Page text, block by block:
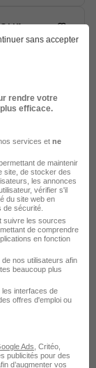
il y a 4 jours
-
il y a 4 jours
sans accepter
rendre votre
efficace.
services et ne
de maintenir
site, de stocker des
les annonces
vérifier s'il
du site web en
de sécurité.
suivre les sources
de comprendre
en fonction
nos utilisateurs afin
beaucoup plus
interfaces de
offres d'emploi ou
Ads , Critéo,
publicités pour des
d’augmenter vos